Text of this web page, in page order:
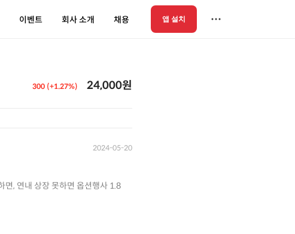
이벤트 회사 소개 채용 앱 설치
300 (+1.27%) 24,000원
2024-05-20